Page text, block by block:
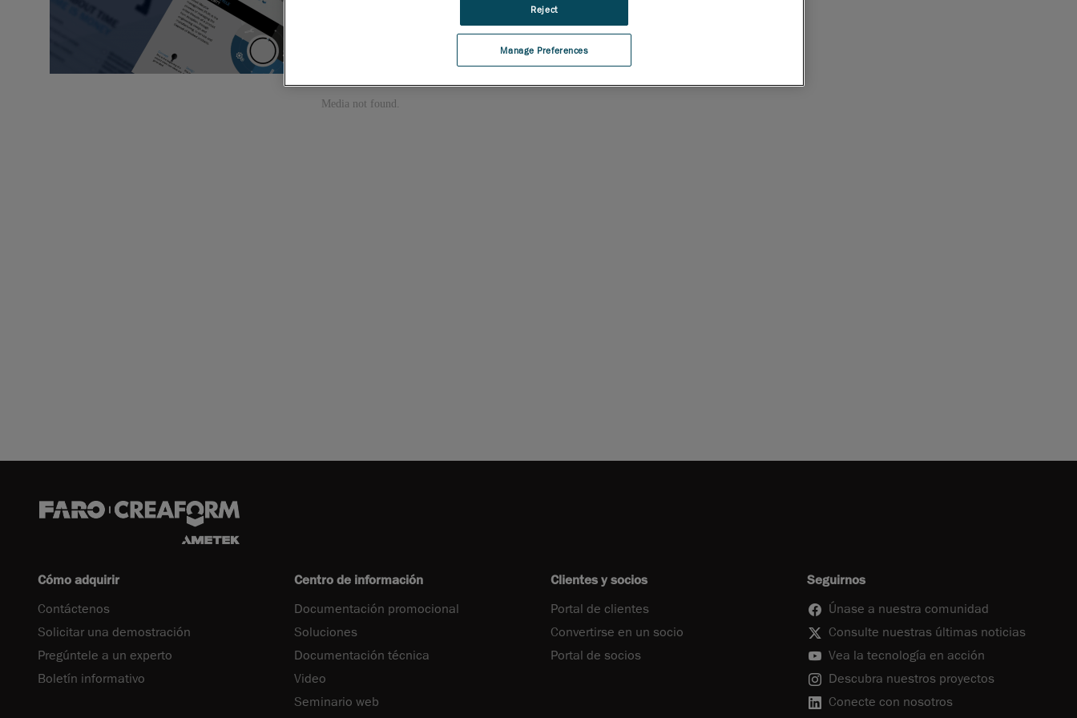
Cómo adquirir
Contáctenos
Solicitar una demostración
Pregúntele a un experto
Boletín informativo
Centro de información
Documentación promocional
Soluciones
Documentación técnica
Video
Seminario web
Clientes y socios
Portal de clientes
Convertirse en un socio
Portal de socios
Seguirnos
Únase a nuestra comunidad
Consulte nuestras últimas noticias
Vea la tecnología en acción
Descubra nuestros proyectos
Conecte con nosotros
Manage Preferences
Reject